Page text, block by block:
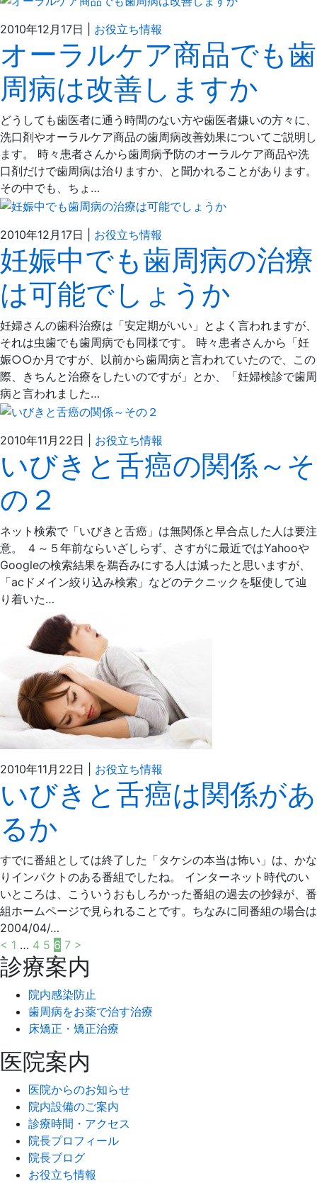
2010年12月17日 お役立ち情報
年
6
日
ど
え
だ
歯
科
オーラルケア商品でも歯
周病は改善しますか
どうしても歯医者に通う時間のない方や歯医者嫌いの方々に、
洗口剤やオーラルケア商品の歯周病改善効果についてご説明し
ます。 時々患者さんから歯周病予防のオーラルケア商品や洗
口剤だけで歯周病は治りますか、と聞かれることがあります。
その中でも、ちょ…
2010年12月17日 お役立ち情報
年
4
6
日
ど
う
え
だ
歯
科
医
院
妊娠中でも歯周病の治療
は可能でしょうか
妊婦さんの歯科治療は「安定期がいい」とよく言われますが、
それは虫歯でも歯周病でも同様です。 時々患者さんから「妊
娠○○か月ですが、以前から歯周病と言われていたので、この
際、きちんと治療をしたいのですが」とか、「妊婦検診で歯周
病と言われました…
2010年11月22日 お役立ち情報
年
4
日
ど
う
だ
歯
科
医
院
いびきと舌癌の関係～そ
の２
ネット検索で「いびきと舌癌」は無関係と早合点した人は要注
意。 ４～５年前ならいざしらず、さすがに最近ではYahooや
Googleの検索結果を鵜呑みにする人は減ったと思いますが、
「acドメイン絞り込み検索」などのテクニックを駆使して辿
り着いた…
2010年11月22日 お役立ち情報
年
4
日
ど
う
だ
歯
科
医
院
いびきと舌癌は関係があ
るか
すでに番組としては終了した「タケシの本当は怖い」は、かな
りインパクトのある番組でしたね。 インターネット時代のい
いところは、こういうおもしろかった番組の過去の抄録が、番
組ホームページで見られることです。ちなみに同番組の場合は
2004/04/…
投
稿
の
ペ
ー
ジ
送
り
< 1 … 4 5 6 7 >
診療案内
院内感染防止
歯周病をお薬で治す治療
床矯正・矯正治療
医院案内
医院からのお知らせ
院内設備のご案内
診療時間・アクセス
院長プロフィール
院長ブログ
お役立ち情報